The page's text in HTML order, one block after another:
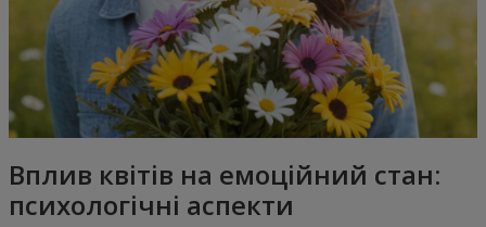
Вплив квітів на емоційний стан:
психологічні аспекти